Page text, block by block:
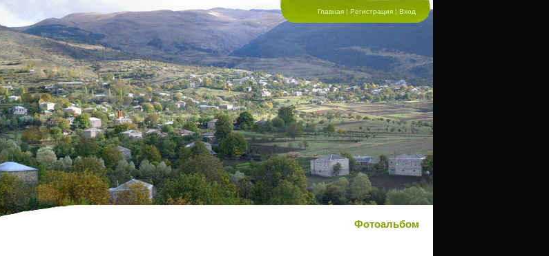
Главная| Регистрация| Вход
Фотоальбом